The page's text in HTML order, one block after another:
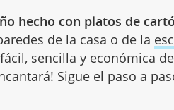
hecho con platos de
de la casa o de la
sencilla y económica
Sigue el paso a